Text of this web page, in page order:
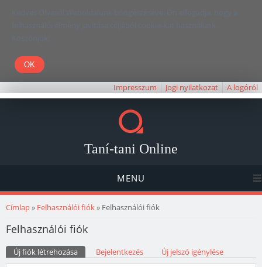
Kedves Olvasó! Weboldalunk böngészésével Ön elfogadja, hogy a
felhasználói élmény javítása céljából cookie-kat használunk.
Köszönjük!
Impresszum Jogi nyilatkozat A logóról
Taní-tani Online
MENU
Jelenlegi hely
Címlap» Felhasználói fiók» Felhasználói fiók
Felhasználói fiók
Elsődleges fülek
Új fiók létrehozása (aktív fül)Bejelentkezés Új jelszó igénylése